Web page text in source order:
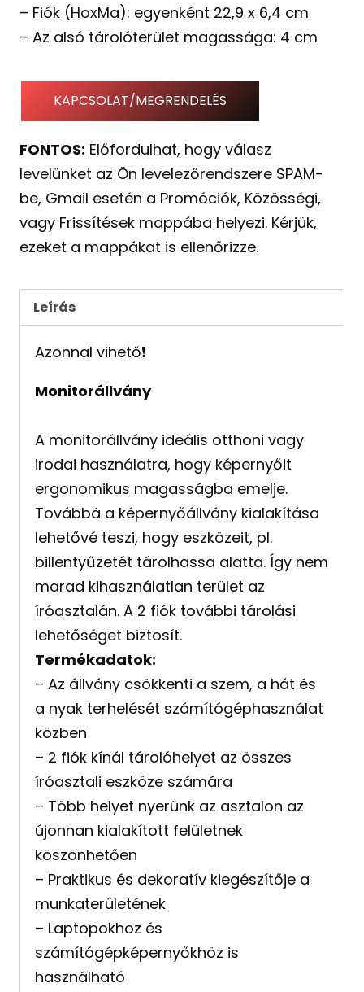
– Fiók (HoxMa): egyenként 22,9 x 6,4 cm
– Az alsó tárolóterület magassága: 4 cm
KAPCSOLAT/MEGRENDELÉS
FONTOS: Előfordulhat, hogy válasz
levelünket az Ön levelezőrendszere SPAM-
be, Gmail esetén a Promóciók, Közösségi,
vagy Frissítések mappába helyezi. Kérjük,
ezeket a mappákat is ellenőrizze.
Leírás
Azonnal vihető❗️
Monitorállvány
A monitorállvány ideális otthoni vagy
irodai használatra, hogy képernyőit
ergonomikus magasságba emelje.
Továbbá a képernyőállvány kialakítása
lehetővé teszi, hogy eszközeit, pl.
billentyűzetét tárolhassa alatta. Így nem
marad kihasználatlan terület az
íróasztalán. A 2 fiók további tárolási
lehetőséget biztosít.
Termékadatok:
– Az állvány csökkenti a szem, a hát és
a nyak terhelését számítógéphasználat
közben
– 2 fiók kínál tárolóhelyet az összes
íróasztali eszköze számára
– Több helyet nyerünk az asztalon az
újonnan kialakított felületnek
köszönhetően
– Praktikus és dekoratív kiegészítője a
munkaterületének
– Laptopokhoz és
számítógépképernyőkhöz is
használható